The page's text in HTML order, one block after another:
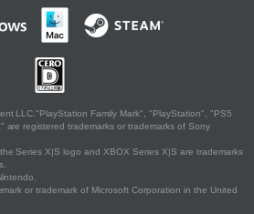
LLC."PlayStation Family Mark", "PlayStation", "PS5
registered trademarks or trademarks of Sony
Series X|S logo and XBOX Series X|S are trademarks
or trademark of Microsoft Corporation in the United